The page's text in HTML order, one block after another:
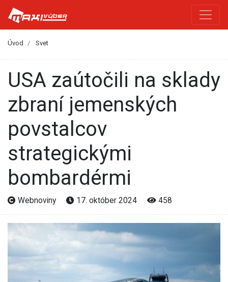
Úvod Svet
USA zaútočili na sklady
zbraní jemenských
povstalcov
strategickými
bombardérmi
Webnoviny 17. október 2024 458